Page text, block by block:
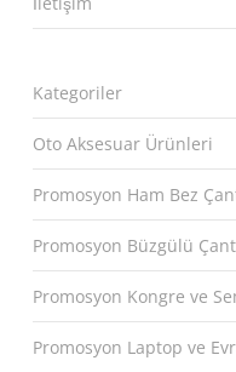
Kategoriler
Oto Aksesuar Ürünleri
Promosyon Ham Bez
Promosyon Büzgülü
Promosyon Kongre ve
Promosyon Laptop ve